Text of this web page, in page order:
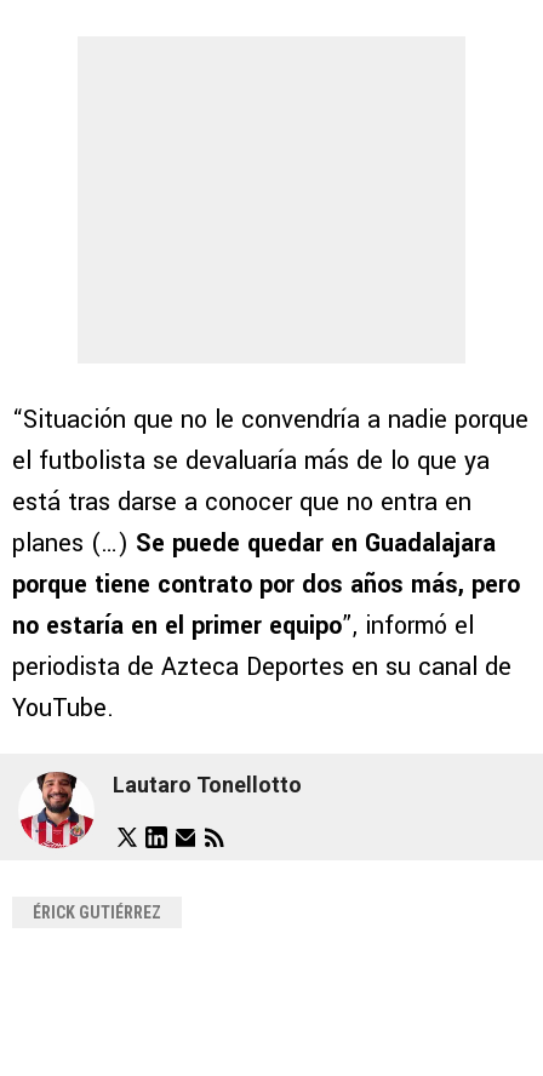
“Situación que no le convendría a nadie porque
el futbolista se devaluaría más de lo que ya
está tras darse a conocer que no entra en
planes (…) Se puede quedar en Guadalajara
porque tiene contrato por dos años más, pero
no estaría en el primer equipo”, informó el
periodista de Azteca Deportes en su canal de
YouTube.
Lautaro Tonellotto
ÉRICK GUTIÉRREZ